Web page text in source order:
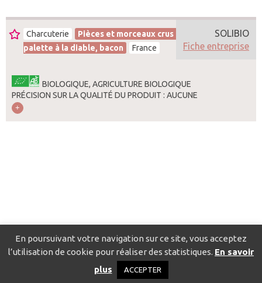
Charcuterie
Pièces et morceaux crus demi sel,
palette à la diable, bacon
France
BIOLOGIQUE, AGRICULTURE BIOLOGIQUE
PRÉCISION SUR LA QUALITÉ DU PRODUIT : AUCUNE
SOLIBIO
Fiche entreprise
Catalogue pour localiser les fournisseurs
Politique de confidentialité
En poursuivant votre navigation sur ce site, vous acceptez
l’utilisation de cookie pour réaliser des statistiques. En savoir
plus
ACCEPTER